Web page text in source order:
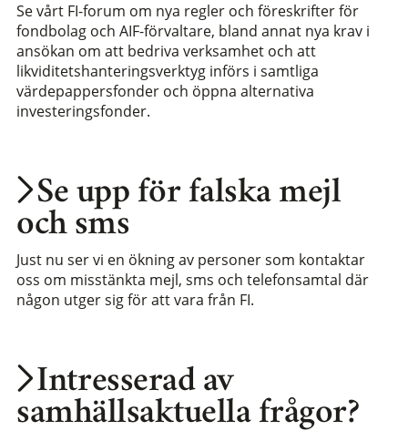
Intresserad av
samhällsaktuella frågor?
Se upp för falska mejl
och sms
Just nu ser vi en ökning av personer som kontaktar
oss om misstänkta mejl, sms och telefonsamtal där
någon utger sig för att vara från FI.
Se vårt FI-forum om nya regler och föreskrifter för
fondbolag och AIF-förvaltare, bland annat nya krav i
ansökan om att bedriva verksamhet och att
likviditetshanteringsverktyg införs i samtliga
värdepappersfonder och öppna alternativa
investeringsfonder.